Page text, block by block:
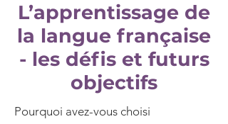
L’apprentissage de
la langue française
- les défis et futurs
objectifs
Pourquoi avez-vous choisi